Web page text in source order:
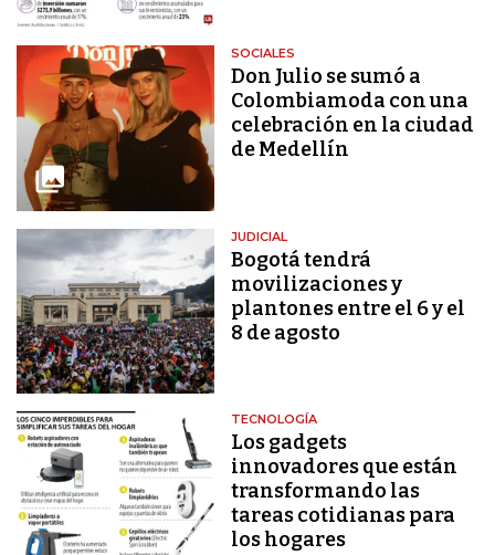
SOCIALES
Don Julio se sumó a
Colombiamoda con una
celebración en la ciudad
de Medellín
JUDICIAL
Bogotá tendrá
movilizaciones y
plantones entre el 6 y el
8 de agosto
TECNOLOGÍA
Los gadgets
innovadores que están
transformando las
tareas cotidianas para
los hogares